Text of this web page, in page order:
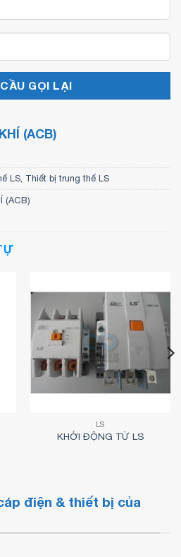
(ACB)
LS, Thiết bị trung thế LS
(ACB)
LS
KHỞI ĐỘNG TỪ LS
điện & thiết bị của